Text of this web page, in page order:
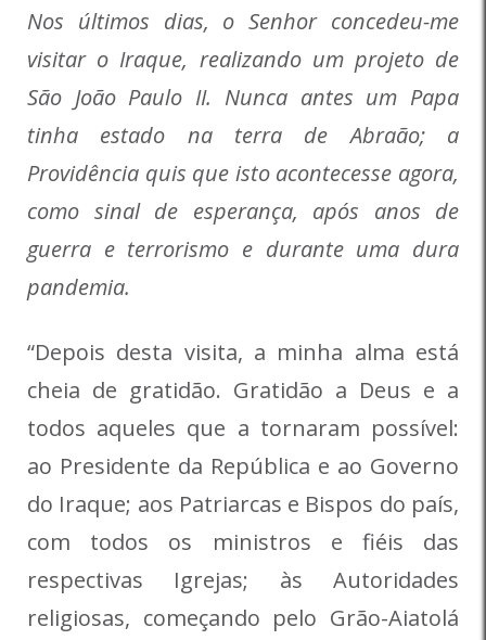
Nos últimos dias, o Senhor concedeu-me
visitar o Iraque, realizando um projeto de
São João Paulo II. Nunca antes um Papa
tinha estado na terra de Abraão; a
Providência quis que isto acontecesse agora,
como sinal de esperança, após anos de
guerra e terrorismo e durante uma dura
pandemia.
“Depois desta visita, a minha alma está
cheia de gratidão. Gratidão a Deus e a
todos aqueles que a tornaram possível:
ao Presidente da República e ao Governo
do Iraque; aos Patriarcas e Bispos do país,
com todos os ministros e fiéis das
respectivas Igrejas; às Autoridades
religiosas, começando pelo Grão-Aiatolá